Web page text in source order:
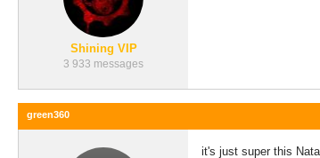
Shining VIP
3 933 messages
green360
it's just super this